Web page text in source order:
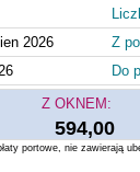
2026
Z
Do
Z OKNEM:
594,00
portowe, nie zawierają